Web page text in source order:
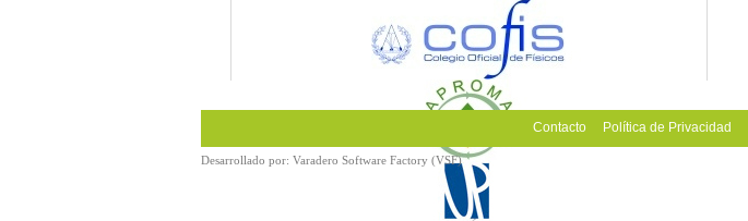
Contacto Política de Privacidad
Desarrollado por: Varadero Software Factory (VSF)